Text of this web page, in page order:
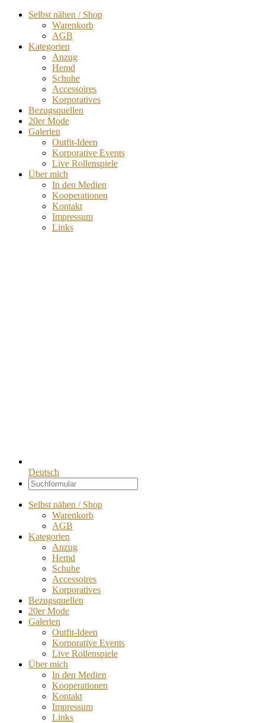
Selbst nähen / Shop
Warenkorb
AGB
Kategorien
Anzug
Hemd
Schuhe
Accessoires
Korporatives
Bezugsquellen
20er Mode
Galerien
Outfit-Ideen
Korporative Events
Live Rollenspiele
Über mich
In den Medien
Kooperationen
Kontakt
Impressum
Links
Deutsch
Selbst nähen / Shop
Warenkorb
AGB
Kategorien
Anzug
Hemd
Schuhe
Accessoires
Korporatives
Bezugsquellen
20er Mode
Galerien
Outfit-Ideen
Korporative Events
Live Rollenspiele
Über mich
In den Medien
Kooperationen
Kontakt
Impressum
Links